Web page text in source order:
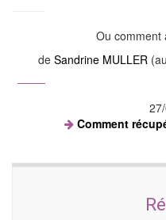
Ou comment
de Sandrine MULLER
Comment